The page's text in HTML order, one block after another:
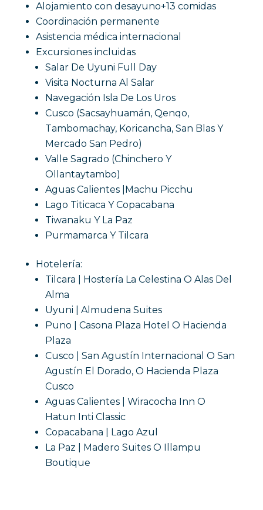
Alojamiento con desayuno+13 comidas
Coordinación permanente
Asistencia médica internacional
Excursiones incluidas
Salar De Uyuni Full Day
Visita Nocturna Al Salar
Navegación Isla De Los Uros
Cusco (Sacsayhuamán, Qenqo,
Tambomachay, Koricancha, San Blas Y
Mercado San Pedro)
Valle Sagrado (Chinchero Y
Ollantaytambo)
Aguas Calientes |Machu Picchu
Lago Titicaca Y Copacabana
Tiwanaku Y La Paz
Purmamarca Y Tilcara
Hotelería:
Tilcara | Hostería La Celestina O Alas Del
Alma
Uyuni | Almudena Suites
Puno | Casona Plaza Hotel O Hacienda
Plaza
Cusco | San Agustín Internacional O San
Agustín El Dorado, O Hacienda Plaza
Cusco
Aguas Calientes | Wiracocha Inn O
Hatun Inti Classic
Copacabana | Lago Azul
La Paz | Madero Suites O Illampu
Boutique